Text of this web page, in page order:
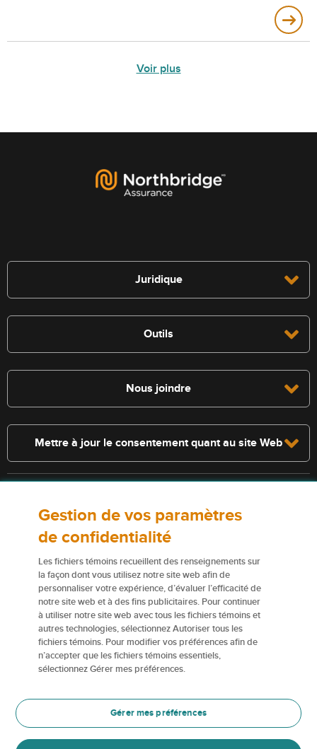
Voir plus
Juridique
Outils
Nous joindre
Mettre à jour le consentement quant au site Web
s’appliquent. Les services décrits sur le présent site Web ne
constituent pas des polices d’assurance, et certaines polices n’y sont
pas admissibles.
Pour obtenir de plus amples renseignements sur nos services ou nos
assureurs, veuillez consulter lesConditions d’utilisation
Certains éléments de contenu du présent site Web sont des marques
de commerce ou des appellations commerciales de la Corporation
financière Northbridge (ou de ses sociétés affiliées); elles sont
utilisées par nos assureurs avec la permission de la Corporation
financière Northbridge.
Pour en savoir plus, veuillez consulter les renseignements sur les
Marques de commerce.
Gestion de vos paramètres
de confidentialité
Les fichiers témoins recueillent des renseignements sur
la façon dont vous utilisez notre site web afin de
personnaliser votre expérience, d’évaluer l’efficacité de
notre site web et à des fins publicitaires. Pour continuer
à utiliser notre site web avec tous les fichiers témoins et
autres technologies, sélectionnez Autoriser tous les
fichiers témoins. Pour modifier vos préférences afin de
n’accepter que les fichiers témoins essentiels,
sélectionnez Gérer mes préférences.
Gérer mes préférences